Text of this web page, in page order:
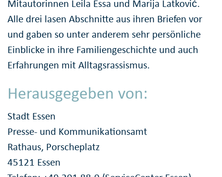
Mitautorinnen Leila Essa und Marija Latković.
Alle drei lasen Abschnitte aus ihren Briefen vor
und gaben so unter anderem sehr persönliche
Einblicke in ihre Familiengeschichte und auch
Erfahrungen mit Alltagsrassismus.
Herausgegeben von:
Stadt Essen
Presse- und Kommunikationsamt
Rathaus, Porscheplatz
45121 Essen